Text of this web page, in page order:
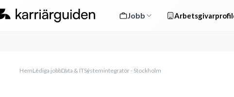
Jobb
HemLediga jobbData & ITSystemintegratör - Stockholm